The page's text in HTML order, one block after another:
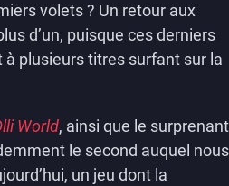
volets ? Un retour aux
d’un, puisque ces derniers
plusieurs titres surfant sur la
World, ainsi que le surprenant
le second auquel nous
un jeu dont la